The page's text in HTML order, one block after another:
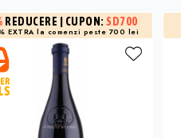
REDUCERE | CUPON:SD700
EXTRA la comenzi peste 700 lei